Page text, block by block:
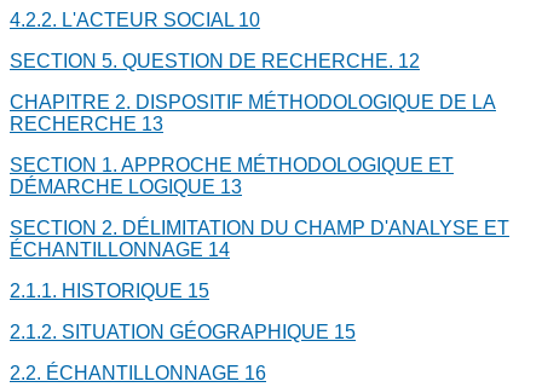
4.2.2. L'ACTEUR SOCIAL 10
SECTION 5. QUESTION DE RECHERCHE. 12
CHAPITRE 2. DISPOSITIF MÉTHODOLOGIQUE DE LA
RECHERCHE 13
SECTION 1. APPROCHE MÉTHODOLOGIQUE ET
DÉMARCHE LOGIQUE 13
SECTION 2. DÉLIMITATION DU CHAMP D'ANALYSE ET
ÉCHANTILLONNAGE 14
2.1.1. HISTORIQUE 15
2.1.2. SITUATION GÉOGRAPHIQUE 15
2.2. ÉCHANTILLONNAGE 16